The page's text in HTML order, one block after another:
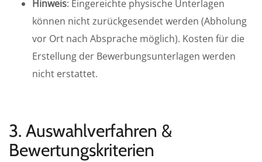
Hinweis: Eingereichte physische Unterlagen
können nicht zurückgesendet werden (Abholung
vor Ort nach Absprache möglich). Kosten für die
Erstellung der Bewerbungsunterlagen werden
nicht erstattet.
3. Auswahlverfahren &
Bewertungskriterien